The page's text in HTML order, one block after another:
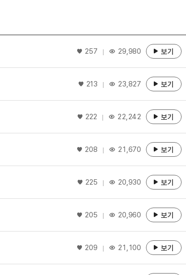
좋아요
257 29,980 보기
좋아요
213 23,827 보기
좋아요
222 22,242 보기
좋아요
208 21,670 보기
좋아요
225 20,930 보기
좋아요
205 20,960 보기
좋아요
209 21,100 보기